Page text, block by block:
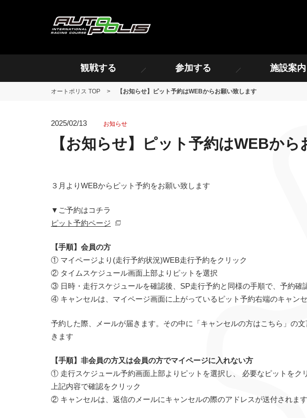
観戦する 参加する 施設案内
オートポリス TOP > 【お知らせ】ピット予約はWEBからお願い致します
2025/02/13 お知らせ
【お知らせ】ピット予約はWEBか
３月よりWEBからピット予約をお願い致します
▼ご予約はコチラ
ピット予約ページ
【手順】会員の方
① マイページより(走行予約状況)WEB走行予約をクリック
② タイムスケジュール画面上部よりピットを選択
③ 日時・走行スケジュールを確認後、SP走行予約と同様の手順で、予約確
④ キャンセルは、マイページ画面に上がっているピット予約右端のキャン
予約した際、メールが届きます。その中に「キャンセルの方はこちら」の
きます
【手順】非会員の方又は会員の方でマイページに入れない方
① 走行スケジュール予約画面上部よりピットを選択し、 必要なピットを
上記内容で確認をクリック
② キャンセルは、返信のメールにキャンセルの際のアドレスが送付されま